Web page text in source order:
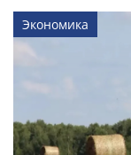
Экономика